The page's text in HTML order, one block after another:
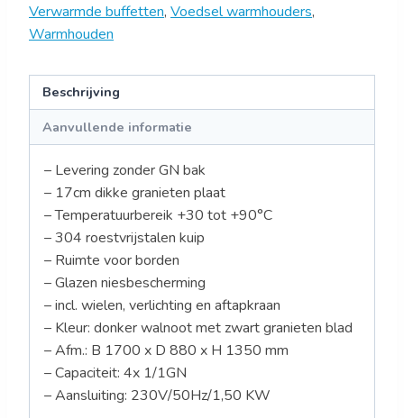
Verwarmde buffetten, Voedsel warmhouders,
Warmhouden
Beschrijving
Aanvullende informatie
– Levering zonder GN bak
– 17cm dikke granieten plaat
– Temperatuurbereik +30 tot +90°C
– 304 roestvrijstalen kuip
– Ruimte voor borden
– Glazen niesbescherming
– incl. wielen, verlichting en aftapkraan
– Kleur: donker walnoot met zwart granieten blad
– Afm.: B 1700 x D 880 x H 1350 mm
– Capaciteit: 4x 1/1GN
– Aansluiting: 230V/50Hz/1,50 KW